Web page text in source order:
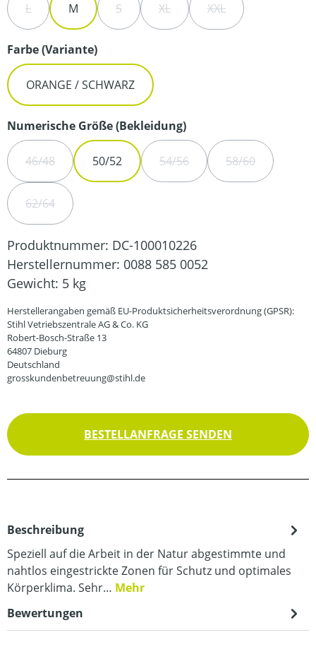
L(DIESE OPTION IST ZURZEIT NICHT VERFÜGBAR.)
M S(DIESE OPTION IST ZURZEIT NICHT
XL(DIESE OPTION IST ZURZEIT
XXL(DIESE OPTION IST
Farbe (Variante)auswählen
ORANGE / SCHWARZ
Numerische Größe (Bekleidung)auswählen
46/48(DIESE OPTION IST ZURZEIT NICHT VERFÜGBAR.)
50/52 54/56(DIESE OPTION IST ZURZEIT
58/60(DIESE OPTION
62/64(DIESE OPTION IST ZURZEIT NICHT VERFÜGBAR.)
Produktnummer: DC-100010226
Herstellernummer: 0088 585 0052
Gewicht: 5 kg
Herstellerangaben gemäß EU-Produktsicherheitsverordnung (GPSR):
Stihl Vetriebszentrale AG & Co. KG
Robert-Bosch-Straße 13
64807 Dieburg
Deutschland
grosskundenbetreuung@stihl.de
BESTELLANFRAGE SENDEN
Beschreibung
Speziell auf die Arbeit in der Natur abgestimmte und
nahtlos eingestrickte Zonen für Schutz und optimales
Körperklima. Sehr… Mehr
Bewertungen